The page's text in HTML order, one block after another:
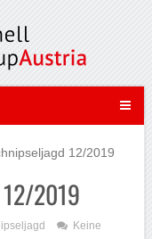
12/2019
2019
Keine